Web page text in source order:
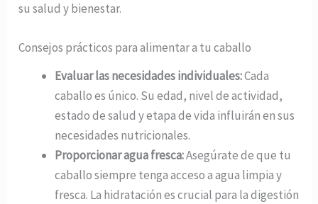
su salud y bienestar.
Consejos prácticos para alimentar a tu caballo
Evaluar las necesidades individuales:Cada
caballo es único. Su edad, nivel de actividad,
estado de salud y etapa de vida influirán en sus
necesidades nutricionales.
Proporcionar agua fresca:Asegúrate de que tu
caballo siempre tenga acceso a agua limpia y
fresca. La hidratación es crucial para la digestión